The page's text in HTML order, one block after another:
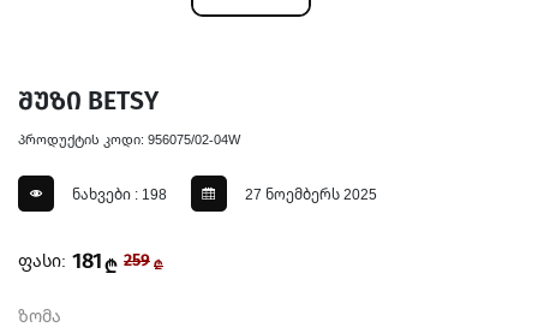
შუზი BETSY
პროდუქტის კოდი: 956075/02-04W
ნახვები : 198 27 ნოემბერს 2025
ფასი: 181₾ 259 ₾
ზომა